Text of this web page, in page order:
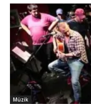
Müzik